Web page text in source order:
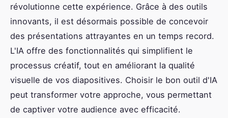
révolutionne cette expérience. Grâce à des outils
innovants, il est désormais possible de concevoir
des présentations attrayantes en un temps record.
L'IA offre des fonctionnalités qui simplifient le
processus créatif, tout en améliorant la qualité
visuelle de vos diapositives. Choisir le bon outil d'IA
peut transformer votre approche, vous permettant
de captiver votre audience avec efficacité.